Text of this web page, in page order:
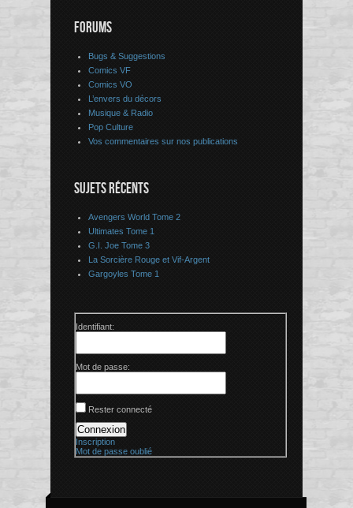
FORUMS
Bugs & Suggestions
Comics VF
Comics VO
L’envers du décors
Musique & Radio
Pop Culture
Vos commentaires sur nos publications
SUJETS RÉCENTS
Avengers World Tome 2
Ultimates Tome 1
G.I. Joe Tome 3
La Sorcière Rouge et Vif-Argent
Gargoyles Tome 1
Identifiant:
Mot de passe:
Rester connecté
Connexion
Inscription
Mot de passe oublié